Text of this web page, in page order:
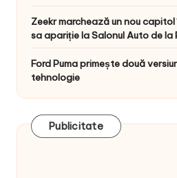
Zeekr marchează un nou
sa apariție la Salonul Auto de la
Ford Puma primește două
tehnologie
Publicitate